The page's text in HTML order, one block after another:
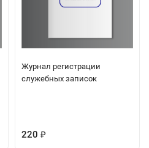
Журнал регистрации
служебных записок
220 ₽